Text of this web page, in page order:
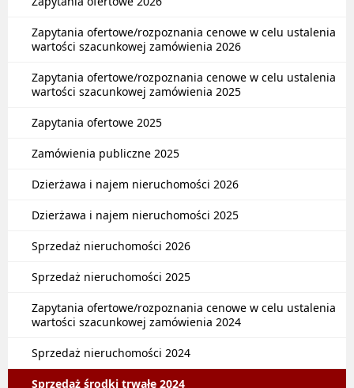
Zapytania ofertowe/rozpoznania cenowe w celu ustalenia
wartości szacunkowej zamówienia 2026
Zapytania ofertowe/rozpoznania cenowe w celu ustalenia
wartości szacunkowej zamówienia 2025
Zapytania ofertowe 2025
Zamówienia publiczne 2025
Dzierżawa i najem nieruchomości 2026
Dzierżawa i najem nieruchomości 2025
Sprzedaż nieruchomości 2026
Sprzedaż nieruchomości 2025
Zapytania ofertowe/rozpoznania cenowe w celu ustalenia
wartości szacunkowej zamówienia 2024
Sprzedaż nieruchomości 2024
Sprzedaż środki trwałe 2024